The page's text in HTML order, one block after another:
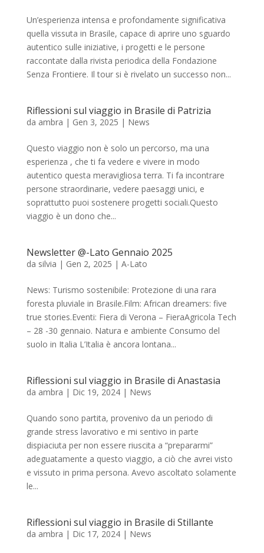
Un’esperienza intensa e profondamente significativa
quella vissuta in Brasile, capace di aprire uno sguardo
autentico sulle iniziative, i progetti e le persone
raccontate dalla rivista periodica della Fondazione
Senza Frontiere. Il tour si è rivelato un successo non...
Riflessioni sul viaggio in Brasile di Patrizia
da ambra | Gen 3, 2025 | News
Questo viaggio non è solo un percorso, ma una
esperienza , che ti fa vedere e vivere in modo
autentico questa meravigliosa terra. Ti fa incontrare
persone straordinarie, vedere paesaggi unici, e
soprattutto puoi sostenere progetti sociali.Questo
viaggio è un dono che...
Newsletter @-Lato Gennaio 2025
da silvia | Gen 2, 2025 | A-Lato
News: Turismo sostenibile: Protezione di una rara
foresta pluviale in Brasile.Film: African dreamers: five
true stories.Eventi: Fiera di Verona – FieraAgricola Tech
– 28 -30 gennaio. Natura e ambiente Consumo del
suolo in Italia L’Italia è ancora lontana...
Riflessioni sul viaggio in Brasile di Anastasia
da ambra | Dic 19, 2024| News
Quando sono partita, provenivo da un periodo di
grande stress lavorativo e mi sentivo in parte
dispiaciuta per non essere riuscita a “prepararmi”
adeguatamente a questo viaggio, a ciò che avrei visto
e vissuto in prima persona. Avevo ascoltato solamente
le...
Riflessioni sul viaggio in Brasile di Stillante
da ambra | Dic 17, 2024| News